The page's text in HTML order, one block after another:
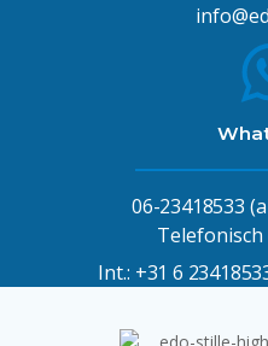
06-23418533
Int.: +31 6